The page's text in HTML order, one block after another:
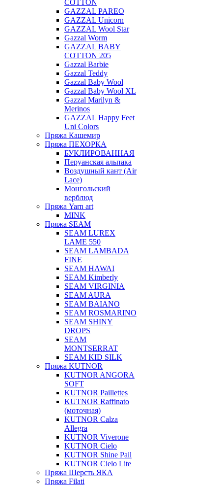
COTTON
GAZZAL PAREO
GAZZAL Unicorn
GAZZAL Wool Star
Gazzal Worm
GAZZAL BABY
COTTON 205
Gazzal Barbie
Gazzal Teddy
Gazzal Baby Wool
Gazzal Baby Wool XL
Gazzal Marilyn &
Merinos
GAZZAL Happy Feet
Uni Colors
Пряжа Кашемир
Пряжа ПЕХОРКА
БУКЛИРОВАННАЯ
Перуанская альпака
Воздушный кант (Air
Lace)
Монгольский
верблюд
Пряжа Yarn art
MINK
Пряжа SEAM
SEAM LUREX
LAME 550
SEAM LAMBADA
FINE
SEAM HAWAI
SEAM Kimberly
SEAM VIRGINIA
SEAM AURA
SEAM BAIANO
SEAM ROSMARINO
SEAM SHINY
DROPS
SEAM
MONTSERRAT
SEAM KID SILK
Пряжа KUTNOR
KUTNOR ANGORA
SOFT
KUTNOR Paillettes
KUTNOR Raffinato
(моточная)
KUTNOR Calza
Allegra
KUTNOR Viverone
KUTNOR Cielo
KUTNOR Shine Pail
KUTNOR Cielo Lite
Пряжа Шерсть ЯКА
Пряжа Filati